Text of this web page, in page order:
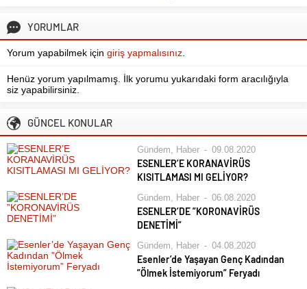
YORUMLAR
Yorum yapabilmek için giriş yapmalısınız.
Henüz yorum yapılmamış. İlk yorumu yukarıdaki form aracılığıyla
siz yapabilirsiniz.
GÜNCEL KONULAR
Gündem, Haber 09.08.2020
ESENLER’E KORANAVİRÜS
KISITLAMASI MI GELİYOR?
Koronavirüs salgınında en çok
vakanın görüldüğü şehir olan
İstanbul’da, pozitif vaka
Esenyurt, Zeytinburnu, Esenler ve
Bağcılar’da kısıtlama olabilir.
Türkiye’de koranavirüs salgınında en
Gündem, Haber 06.08.2020
ESENLER’DE ”KORONAVİRÜS
DENETİMİ”
Esenler Belediyesi Zabıta Müdürlüğü
ekipleri, İçişleri Bakanlığı’nın
Valiliklere gönderdiği “Koronavirüs
Gündem, Haber 04.08.2020
Esenler’de Yaşayan Genç Kadından
”Ölmek İstemiyorum” Feryadı